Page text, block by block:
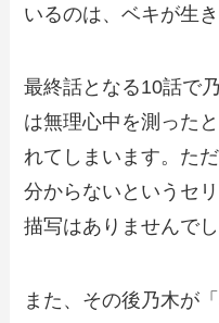
いるのは、ベキが生
最終話となる10話で
は無理心中を測った
れてしまいます。た
分からないというセ
描写はありませんでし
また、その後乃木が